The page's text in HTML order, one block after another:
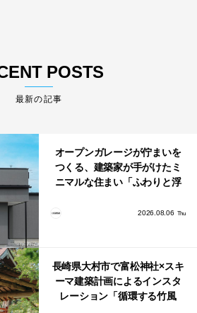
POSTS
最新の記事
オープンガレージが佇まいを
つくる、建築家が手がけたミ
ニマルな住まい「ふわりと浮
2026.08.06 Thu
長崎県大村市で富松神社×スキ
ーマ建築計画によるインスタ
レーション「循環する竹風